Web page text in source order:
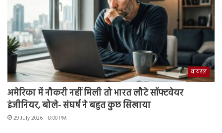
वायरल
अमेरिका में नौकरी नहीं मिली तो भारत लौटे सॉफ्टवेयर
इंजीनियर, बोले- संघर्ष ने बहुत कुछ सिखाया
29 July 2026 - 8:00 PM